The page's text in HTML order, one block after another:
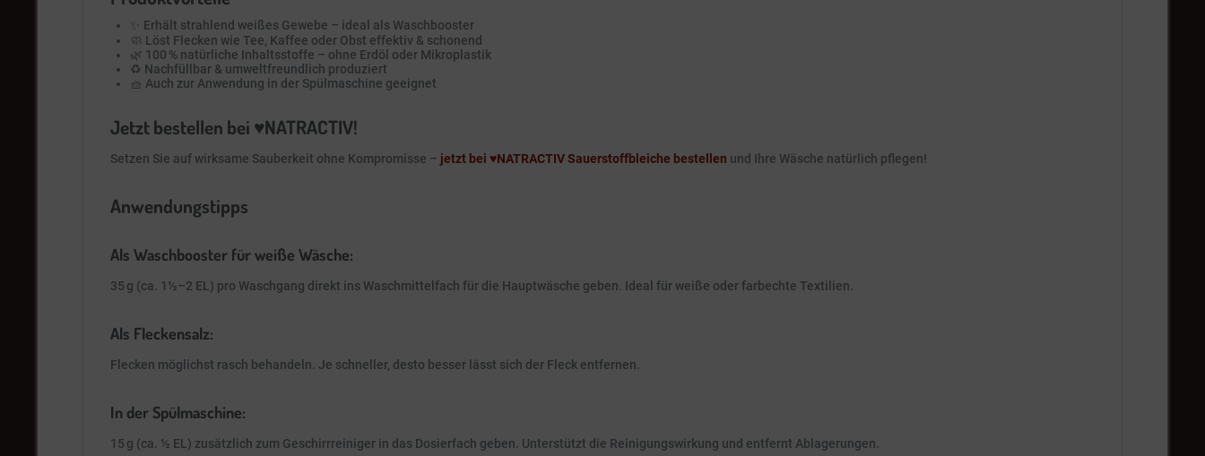
✨ Erhält strahlend weißes Gewebe – ideal als Waschbooster
🧼 Löst Flecken wie Tee, Kaffee oder Obst effektiv & schonend
🌿 100 % natürliche Inhaltsstoffe – ohne Erdöl oder Mikroplastik
♻️ Nachfüllbar & umweltfreundlich produziert
🧺 Auch zur Anwendung in der Spülmaschine geeignet
Jetzt bestellen bei ♥️NATRACTIV!
Setzen Sie auf wirksame Sauberkeit ohne Kompromisse – jetzt bei ♥️NATRACTIV Sauerstoffbleiche bestellen und Ihre Wäsche natürlich pflegen!
Anwendungstipps
Als Waschbooster für weiße Wäsche:
35 g (ca. 1½–2 EL) pro Waschgang direkt ins Waschmittelfach für die Hauptwäsche geben. Ideal für weiße oder farbechte Textilien.
Als Fleckensalz:
Flecken möglichst rasch behandeln. Je schneller, desto besser lässt sich der Fleck entfernen.
In der Spülmaschine:
15 g (ca. ½ EL) zusätzlich zum Geschirrreiniger in das Dosierfach geben. Unterstützt die Reinigungswirkung und entfernt Ablagerungen.